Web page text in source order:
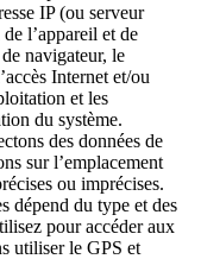
IP (ou serveur
l’appareil et de
navigateur, le
Internet et/ou
et les
du système.
des données de
sur l’emplacement
ou imprécises.
dépend du type et des
pour accéder aux
utiliser le GPS et